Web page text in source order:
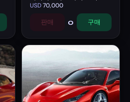
USD70,000
판매 0 구매